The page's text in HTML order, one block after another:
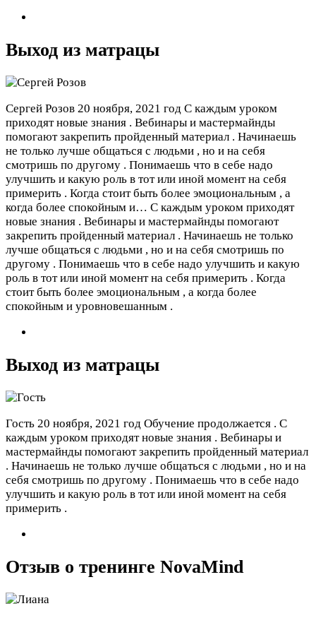
Выход из матрацы
Сергей Розов 20 ноября, 2021 год С каждым уроком
приходят новые знания . Вебинары и мастермайнды
помогают закрепить пройденный материал . Начинаешь
не только лучше общаться с людьми , но и на себя
смотришь по другому . Понимаешь что в себе надо
улучшить и какую роль в тот или иной момент на себя
примерить . Когда стоит быть более эмоциональным , а
когда более спокойным и… С каждым уроком приходят
новые знания . Вебинары и мастермайнды помогают
закрепить пройденный материал . Начинаешь не только
лучше общаться с людьми , но и на себя смотришь по
другому . Понимаешь что в себе надо улучшить и какую
роль в тот или иной момент на себя примерить . Когда
стоит быть более эмоциональным , а когда более
спокойным и уровновешанным .
Выход из матрацы
Гость 20 ноября, 2021 год Обучение продолжается . С
каждым уроком приходят новые знания . Вебинары и
мастермайнды помогают закрепить пройденный материал
. Начинаешь не только лучше общаться с людьми , но и на
себя смотришь по другому . Понимаешь что в себе надо
улучшить и какую роль в тот или иной момент на себя
примерить .
Отзыв о тренинге NovaMind